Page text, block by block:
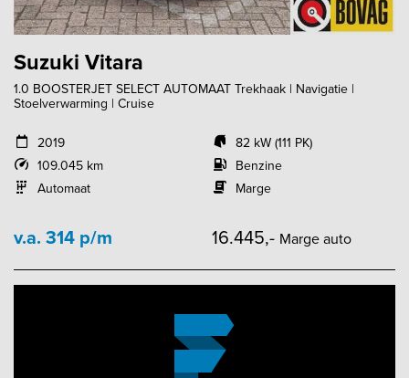
Suzuki Vitara
1.0 BOOSTERJET SELECT AUTOMAAT Trekhaak | Navigatie |
Stoelverwarming | Cruise
2019
109.045 km
Automaat
82 kW (111 PK)
Benzine
Marge
v.a. 314 p/m 16.445,- Marge auto